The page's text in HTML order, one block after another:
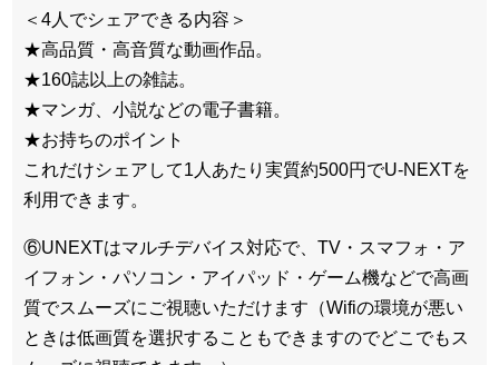
＜4人でシェアできる内容＞
★高品質・高音質な動画作品。
★160誌以上の雑誌。
★マンガ、小説などの電子書籍。
★お持ちのポイント
これだけシェアして1人あたり実質約500円でU-NEXTを
利用できます。
⑥UNEXTはマルチデバイス対応で、TV・スマフォ・ア
イフォン・パソコン・アイパッド・ゲーム機などで高画
質でスムーズにご視聴いただけます（Wifiの環境が悪い
ときは低画質を選択することもできますのでどこでもス